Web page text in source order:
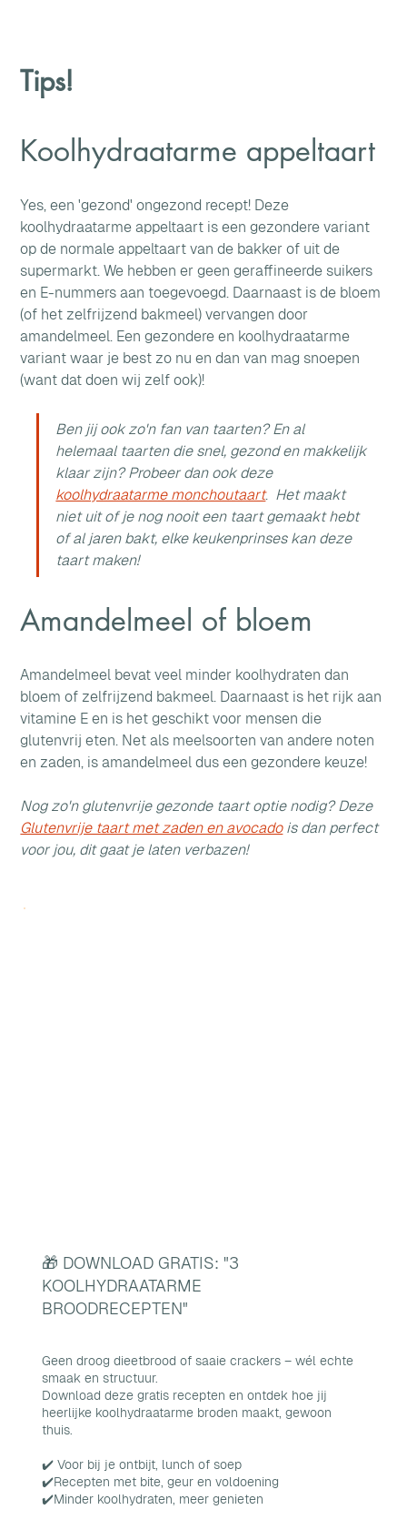
Tips!
Koolhydraatarme appeltaart
Yes, een 'gezond' ongezond recept! Deze
koolhydraatarme appeltaart is een gezondere variant
op de normale appeltaart van de bakker of uit de
supermarkt. We hebben er geen geraffineerde suikers
en E-nummers aan toegevoegd. Daarnaast is de bloem
(of het zelfrijzend bakmeel) vervangen door
amandelmeel. Een gezondere en koolhydraatarme
variant waar je best zo nu en dan van mag snoepen
(want dat doen wij zelf ook)!
Ben jij ook zo'n fan van taarten? En al
helemaal taarten die snel, gezond en makkelijk
klaar zijn? Probeer dan ook deze
koolhydraatarme monchoutaart. Het maakt
niet uit of je nog nooit een taart gemaakt hebt
of al jaren bakt, elke keukenprinses kan deze
taart maken!
Amandelmeel of bloem
Amandelmeel bevat veel minder koolhydraten dan
bloem of zelfrijzend bakmeel. Daarnaast is het rijk aan
vitamine E en is het geschikt voor mensen die
glutenvrij eten. Net als meelsoorten van andere noten
en zaden, is amandelmeel dus een gezondere keuze!
Nog zo'n glutenvrije gezonde taart optie nodig? Deze
Glutenvrije taart met zaden en avocado is dan perfect
voor jou, dit gaat je laten verbazen!
🎁 DOWNLOAD GRATIS: "3
KOOLHYDRAATARME
BROODRECEPTEN"
Geen droog dieetbrood of saaie crackers – wél echte
smaak en structuur.
Download deze gratis recepten en ontdek hoe jij
heerlijke koolhydraatarme broden maakt, gewoon
thuis.
✔️ Voor bij je ontbijt, lunch of soep
✔️Recepten met bite, geur en voldoening
✔️Minder koolhydraten, meer genieten